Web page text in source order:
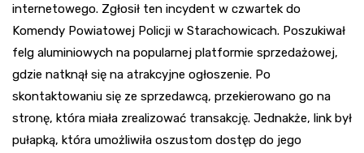
internetowego. Zgłosił ten incydent w czwartek do
Komendy Powiatowej Policji w Starachowicach. Poszukiwał
felg aluminiowych na popularnej platformie sprzedażowej,
gdzie natknął się na atrakcyjne ogłoszenie. Po
skontaktowaniu się ze sprzedawcą, przekierowano go na
stronę, która miała zrealizować transakcję. Jednakże, link był
pułapką, która umożliwiła oszustom dostęp do jego